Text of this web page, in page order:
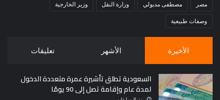
مصر مصطفى مدبولي وزارة النقل وزير الخارجية
وصفات طبيعية
الأخيرة الأشهر تعليقات
السعودية تطلق تأشيرة عمرة متعددة الدخول
لمدة عام وإقامة تصل إلى 90 يومًا